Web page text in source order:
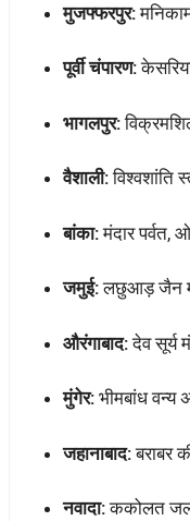
मुजफ्फरपुर:
पूर्वी चंपारण:
भागलपुर:
वैशाली:विश्वशांति
बांका:मंदार पर्वत,
जमुई:लछुआड़ जैन
औरंगाबाद:देव सूर्य
मुंगेर: भीमबांध वन्य
जहानाबाद:बराबर
नवादा:ककोलत